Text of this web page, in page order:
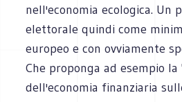
nell'economia ecologica. Un
elettorale quindi come
europeo e con ovviamente
Che proponga ad esempio
dell'economia finanziaria